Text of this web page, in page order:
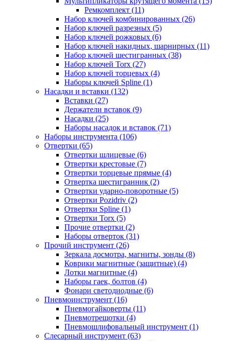
Ремкомплект (11)
Набор ключей комбинированных (26)
Набор ключей разрезных (5)
Набор ключей рожковых (6)
Набор ключей накидных, шарнирных (11)
Набор ключей шестигранных (38)
Набор ключей Torx (27)
Набор ключей торцевых (4)
Наборы ключей Spline (1)
Насадки и вставки (132)
Вставки (27)
Держатели вставок (9)
Насадки (25)
Наборы насадок и вставок (71)
Наборы инструмента (106)
Отвертки (65)
Отвертки шлицевые (6)
Отвертки крестовые (7)
Отвертки торцевые прямые (4)
Отвертка шестигранник (2)
Отвертки ударно-поворотные (5)
Отвертки Pozidriv (2)
Отвертки Spline (1)
Отвертки Torx (5)
Прочие отвертки (2)
Наборы отверток (31)
Прочий инструмент (26)
Зеркала досмотра, магниты, зонды (8)
Коврики магнитные (защитные) (4)
Лотки магнитные (4)
Наборы гаек, болтов (4)
Фонари светодиодные (6)
Пневмоинструмент (16)
Пневмогайковерты (11)
Пневмотрещотки (4)
Пневмошлифовальный инструмент (1)
Слесарный инструмент (63)